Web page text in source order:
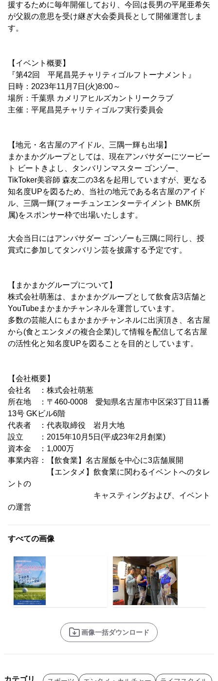
援するために毎年開催しており、今回は長男の平尾亜希矢
が父親の意思を受け継ぎ大会委員長として開催運営しま
す。
【イベント概要】
『第42回 平尾昌晃チャリティゴルフトーナメント』
日時：2023年11月7日(火)8:00～
場所：千葉県 カメリアヒルズカントリークラブ
主催：平尾昌晃チャリティゴルフ実行委員会
【地元・名古屋のアイドル、三隅一輝も出場】
まかまかグループとしては、現在アンバサダーにツービー
ト ビートきよし、タンバリンマスター ゴンゾー、
TikToker美容師 森友二の3名を起用していますが、更なる
知名度UPを図るため、当社の地元である名古屋のアイド
ル、三隅一輝(フォーチュンエンターテイメント BMK所
属)をスポンサー枠で出場いたします。
大会当日にはアンバサダー ゴンゾーも三隅に同行し、授
賞式に参加してタンバリン芸を披露する予定です。
【まかまかグループについて】
株式会社萌葱は、まかまかグループとして飲食店3店舗と
YouTubeまかまかチャンネルを運営しています。
多数の芸能人にもまかまかチャンネルに出演頂き、名古屋
から(食とエンタメの複合企業)して情報を配信して名古屋
の活性化と知名度UPを図ることを目的としています。
【会社概要】
会社名 ：株式会社萌葱
所在地 ：〒460-0008 愛知県名古屋市中区栄3丁目11番
13号 GKビル6階
代表者 ：代表取締役 岩月大地
設立 ：2015年10月5日(平成23年2月創業)
資本金 ：1,000万
事業内容：【飲食業】名古屋飯を中心に3店舗展開
【エンタメ】飲食業に関わるイベントへのタレ
ントの
キャスティングおよび、イベント
の運営
すべての画像
画像一括ダウンロード